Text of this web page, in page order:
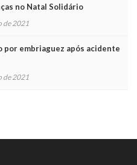
no Natal Solidário
de 2021
embriaguez após acidente
de 2021